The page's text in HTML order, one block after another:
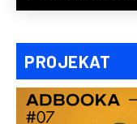
PROJEKAT